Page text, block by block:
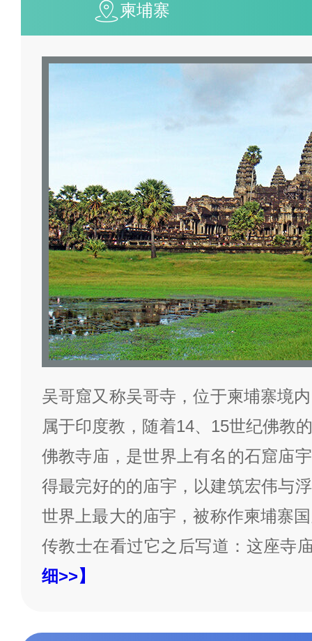
柬埔寨
吴哥窟又称吴哥寺，位于柬埔寨境
属于印度教，随着14、15世纪佛教
佛教寺庙，是世界上有名的石窟庙
得最完好的的庙宇，以建筑宏伟与
世界上最大的庙宇，被称作柬埔寨
传教士在看过它之后写道：这座寺
细>>】